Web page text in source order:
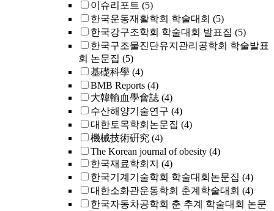
이슈리포트 (5)
한국운동재활학회 학술대회 (5)
한국강구조학회 학술대회 발표집 (5)
한국구조물진단유지관리공학회 학술발표
회 논문집 (5)
基礎科學 (4)
BMB Reports (4)
大韓輸血學會誌 (4)
수산해양기술연구 (4)
대한토목학회논문집 (4)
機械技術硏究 (4)
The Korean journal of obesity (4)
한국재료학회지 (4)
한국기계기술학회 학술대회논문집 (4)
대한소화관운동학회 춘계학술대회 (4)
한국자동차공학회 춘 추계 학술대회 논문